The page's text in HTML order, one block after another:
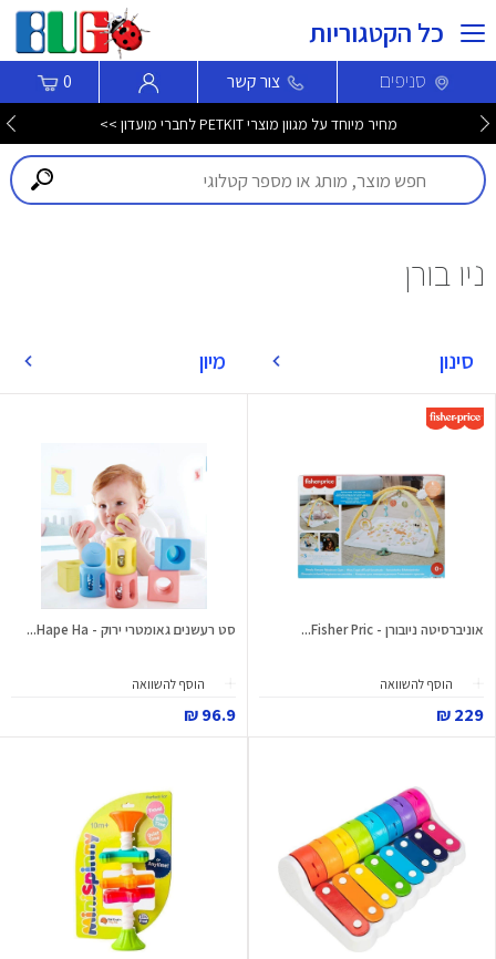
כל הקטגוריות
סניפים צור קשר 0
מחיר מיוחד על מגוון מוצרי PETKIT לחברי מועדון >>
ניו בורן
סינון מיון
אוניברסיטה ניובורן - Fisher Pric...
הוסף להשוואה
229 ₪
סט רעשנים גאומטרי ירוק - Hape Ha...
הוסף להשוואה
96.9 ₪